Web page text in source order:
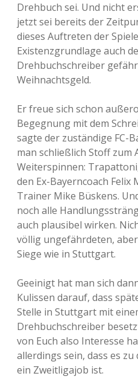
Drehbuch sei. Und nicht
jetzt sei bereits der
dieses Auftreten der
Existenzgrundlage auch
Drehbuchschreiber
Weihnachtsgeld.
Er freue sich schon
Begegnung mit dem
sagte der zuständige FC-
man schließlich Stoff zum
Weiterspinnen:
den Ex-Bayerncoach Felix
Trainer Mike Büskens.
noch alle
auch plausibel wirken.
völlig ungefährdeten,
Siege wie in Stuttgart.
Geeinigt hat man sich
Kulissen darauf, dass
Stelle in Stuttgart mit
Drehbuchschreiber
von Euch also Interesse
allerdings sein, dass es
ein Zweitligajob ist.